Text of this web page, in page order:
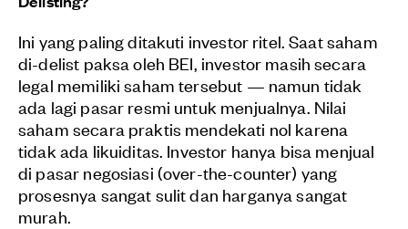
Ini yang paling ditakuti investor ritel. Saat saham
di-delist paksa oleh BEI, investor masih secara
legal memiliki saham tersebut — namun tidak
ada lagi pasar resmi untuk menjualnya. Nilai
saham secara praktis mendekati nol karena
tidak ada likuiditas. Investor hanya bisa menjual
di pasar negosiasi (over-the-counter) yang
prosesnya sangat sulit dan harganya sangat
murah.